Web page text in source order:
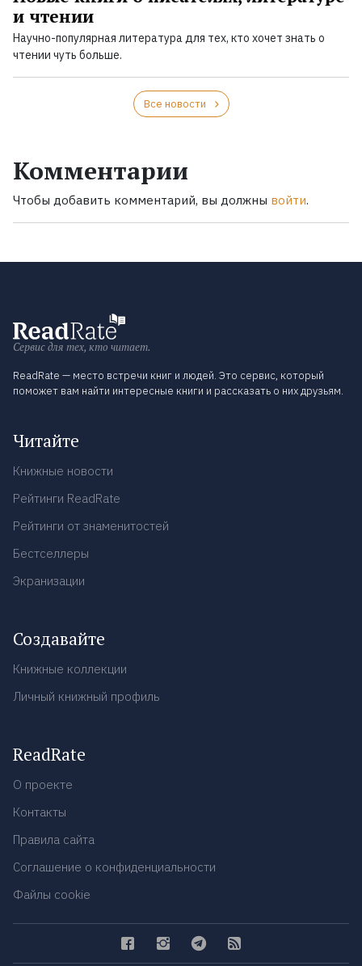
и чтении
Научно-популярная литература для тех, кто хочет знать о
чтении чуть больше.
Все новости
Комментарии
Чтобы добавить комментарий, вы должны войти.
Сервис для тех, кто читает.
ReadRate — место встречи книг и людей. Это сервис, который
поможет вам найти интересные книги и рассказать о них друзьям.
Читайте
Книжные новости
Рейтинги ReadRate
Рейтинги от знаменитостей
Бестселлеры
Экранизации
Создавайте
Книжные коллекции
Личный книжный профиль
ReadRate
О проекте
Контакты
Правила сайта
Соглашение о конфиденциальности
Файлы cookie